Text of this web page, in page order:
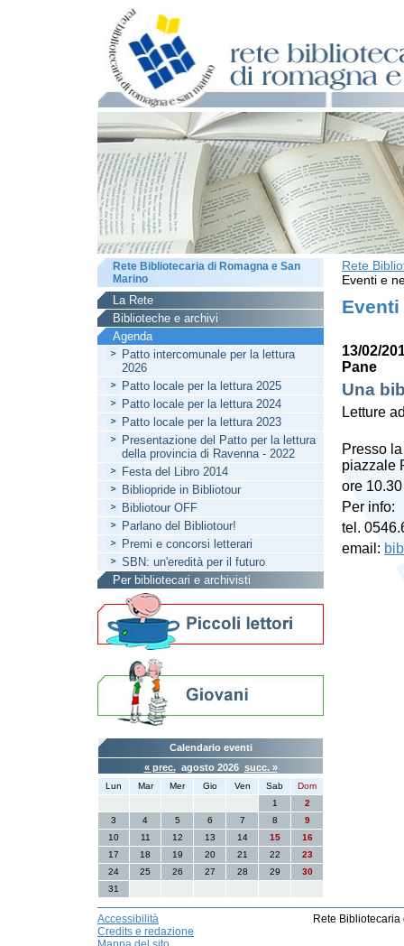
Rete
Eventi e
Eventi
13/02/
Pane
Una
Letture
Presso
piazzale
ore 10.30
Per info:
tel.
email:
Rete Bibliotecaria di Romagna e San
Marino
La Rete
Biblioteche e archivi
Agenda
Patto intercomunale per la lettura
2026
Patto locale per la lettura 2025
Patto locale per la lettura 2024
Patto locale per la lettura 2023
Presentazione del Patto per la lettura
della provincia di Ravenna - 2022
Festa del Libro 2014
Bibliopride in Bibliotour
Bibliotour OFF
Parlano del Bibliotour!
Premi e concorsi letterari
SBN: un'eredità per il futuro
Per bibliotecari e archivisti
Calendario eventi
« prec.agosto 2026 succ. »
Lun Mar Mer Gio Ven Sab
Dom
1
2
3
4 5 6 7 8
9
10
11 12 13 14 15
16
17
18 19 20 21 22
23
24
25 26 27 28 29
30
31
Accessibilità
Credits e redazione
Rete